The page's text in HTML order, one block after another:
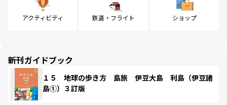
アクティビティ 鉄道・フライト ショップ
新刊ガイドブック
１５ 地球の歩き方 島旅 伊豆大島 利島（伊豆諸
島①）３訂版